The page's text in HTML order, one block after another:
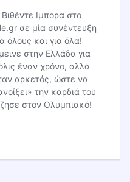
Ιμπόρα στο
σε μία συνέντευξη
όλους και για όλα!
στην Ελλάδα για
έναν χρόνο, αλλά
αρκετός, ώστε να
την καρδιά του
στον Ολυμπιακό!